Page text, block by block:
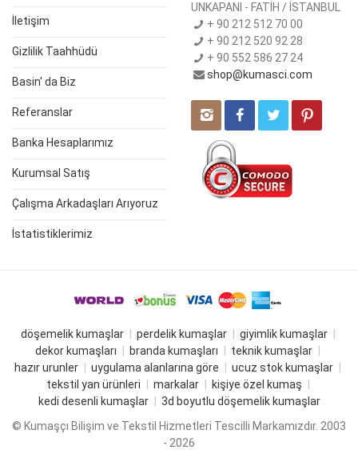
İletişim
Gizlilik Taahhüdü
Basin' da Biz
Referanslar
Banka Hesaplarımız
Kurumsal Satış
Çalışma Arkadaşları Arıyoruz
İstatistiklerimiz
UNKAPANI - FATİH / İSTANBUL
+ 90 212 512 70 00
+ 90 212 520 92 28
+ 90 552 586 27 24
shop@kumasci.com
döşemelik kumaşlar perdelik kumaşlar
giyimlik kumaşlar
dekor kumaşları
branda kumaşları
teknik kumaşlar
hazır urunler
uygulama alanlarına göre
ucuz stok kumaşlar
tekstil yan ürünleri
markalar
kişiye özel kumaş
kedi desenli kumaşlar
3d boyutlu döşemelik kumaşlar
© Kumaşçı Bilişim ve Tekstil Hizmetleri Tescilli Markamızdır. 2003
- 2026